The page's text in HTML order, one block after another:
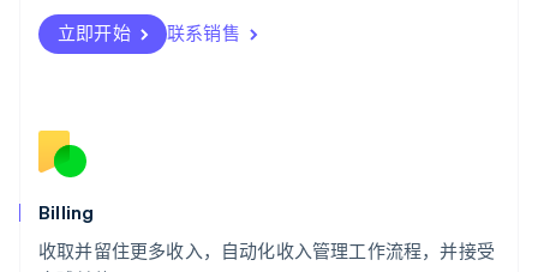
立即开始 联系销售
Billing
收取并留住更多收入，自动化收入管理工作流程，并接受
瑞士
DeutschFrançais
English
斯洛文尼亚
泰国
ไทยEnglish